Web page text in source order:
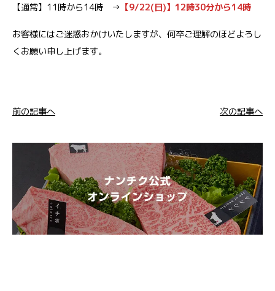
【通常】11時から14時 → 【9/22(日)】12時30分から14時
お客様にはご迷惑おかけいたしますが、何卒ご理解のほどよろし
くお願い申し上げます。
前の記事へ 次の記事へ